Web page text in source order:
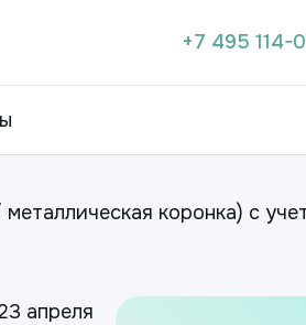
+7 495 114-
коронка) с
апреля